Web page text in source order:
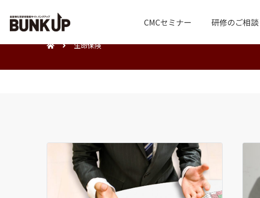
CMCセミナー 研修のご相談
生命保険